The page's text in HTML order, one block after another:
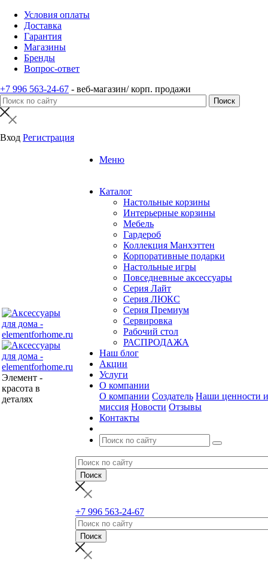
Условия оплаты
Доставка
Гарантия
Магазины
Бренды
Вопрос-ответ
+7 996 563-24-67 - веб-магазин/ корп. продажи
Вход Регистрация
Элемент -
красота в
деталях
Меню
Каталог
Настольные корзины
Интерьерные корзины
Мебель
Гардероб
Коллекция Манхэттен
Корпоративные подарки
Настольные игры
Повседневные аксессуары
Серия Лайт
Серия ЛЮКС
Серия Премиум
Сервировка
Рабочий стол
РАСПРОДАЖА
Наш блог
Акции
Услуги
О компании
О компании Создатель Наши ценности и
миссия Новости Отзывы
Контакты
+7 996 563-24-67